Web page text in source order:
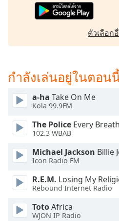
cancel
close
the
window.
Color
Opacity
Background
Color
ตัวเลือก
กำลังเล่นอยู่ในตอน
a-ha Take On Me
Kola 99.9FM
The Police Every
102.3 WBAB
Michael Jackson Billie
Icon Radio FM
R.E.M. Losing My
Rebound Internet Radio
TotoAfrica
WJON IP Radio